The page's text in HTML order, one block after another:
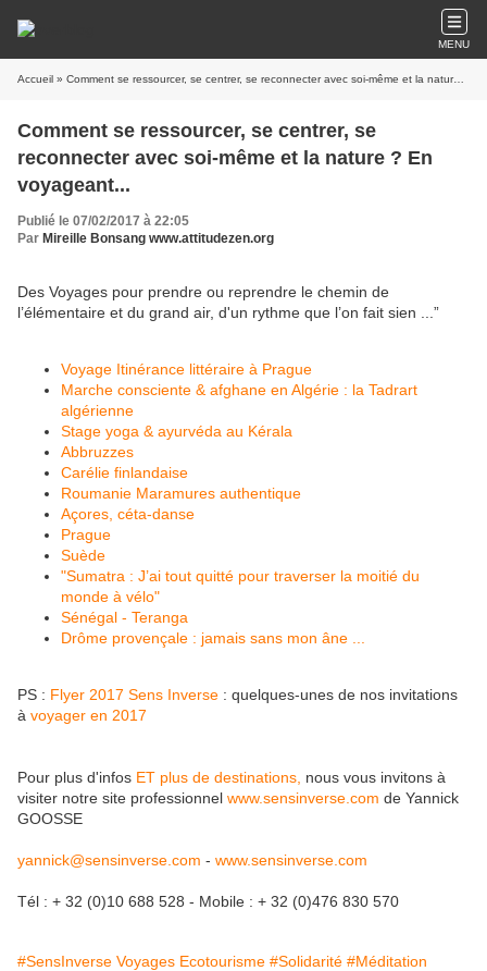
MENU
Accueil » Comment se ressourcer, se centrer, se reconnecter avec soi-même et la nature ? En voyageant...
Comment se ressourcer, se centrer, se
reconnecter avec soi-même et la nature ? En
voyageant...
Publié le 07/02/2017 à 22:05
Par Mireille Bonsang www.attitudezen.org
Des Voyages pour prendre ou reprendre le chemin de
l’élémentaire et du grand air, d'un rythme que l’on fait sien ...”
Voyage Itinérance littéraire à Prague
Marche consciente & afghane en Algérie : la Tadrart
algérienne
Stage yoga & ayurvéda au Kérala
Abbruzzes
Carélie finlandaise
Roumanie Maramures authentique
Açores, céta-danse
Prague
Suède
"Sumatra : J’ai tout quitté pour traverser la moitié du
monde à vélo"
Sénégal - Teranga
Drôme provençale : jamais sans mon âne ...
PS : Flyer 2017 Sens Inverse : quelques-unes de nos invitations
à voyager en 2017
Pour plus d'infos ET plus de destinations nous vous invitons à
visiter notre site professionnel www.sensinverse.com de Yannick
GOOSSE
yannick@sensinverse.com - www.sensinverse.com
Tél : + 32 (0)10 688 528 - Mobile : + 32 (0)476 830 570
#SensInverse Voyages Ecotourisme #Solidarité #Méditation